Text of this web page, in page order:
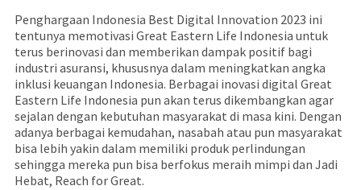
Penghargaan Indonesia Best Digital Innovation 2023 ini
tentunya memotivasi Great Eastern Life Indonesia untuk
terus berinovasi dan memberikan dampak positif bagi
industri asuransi, khususnya dalam meningkatkan angka
inklusi keuangan Indonesia. Berbagai inovasi digital Great
Eastern Life Indonesia pun akan terus dikembangkan agar
sejalan dengan kebutuhan masyarakat di masa kini. Dengan
adanya berbagai kemudahan, nasabah atau pun masyarakat
bisa lebih yakin dalam memiliki produk perlindungan
sehingga mereka pun bisa berfokus meraih mimpi dan Jadi
Hebat, Reach for Great.